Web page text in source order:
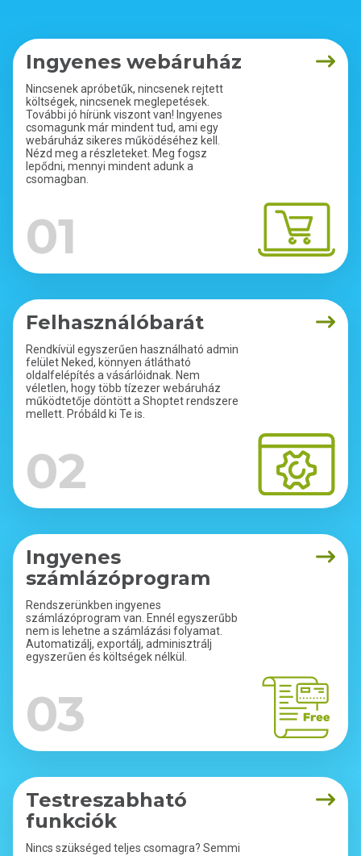
Ingyenes webáruház
Nincsenek apróbetűk, nincsenek rejtett
költségek, nincsenek meglepetések.
További jó hírünk viszont van! Ingyenes
csomagunk már mindent tud, ami egy
webáruház sikeres működéséhez kell.
Nézd meg a részleteket. Meg fogsz
lepődni, mennyi mindent adunk a
csomagban.
01
Felhasználóbarát
Rendkívül egyszerűen használható admin
felület Neked, könnyen átlátható
oldalfelépítés a vásárlóidnak. Nem
véletlen, hogy több tízezer webáruház
működtetője döntött a Shoptet rendszere
mellett. Próbáld ki Te is.
02
Ingyenes
számlázóprogram
Rendszerünkben ingyenes
számlázóprogram van. Ennél egyszerűbb
nem is lehetne a számlázási folyamat.
Automatizálj, exportálj, adminisztrálj
egyszerűen és költségek nélkül.
03
Testreszabható
funkciók
Nincs szükséged teljes csomagra? Semmi